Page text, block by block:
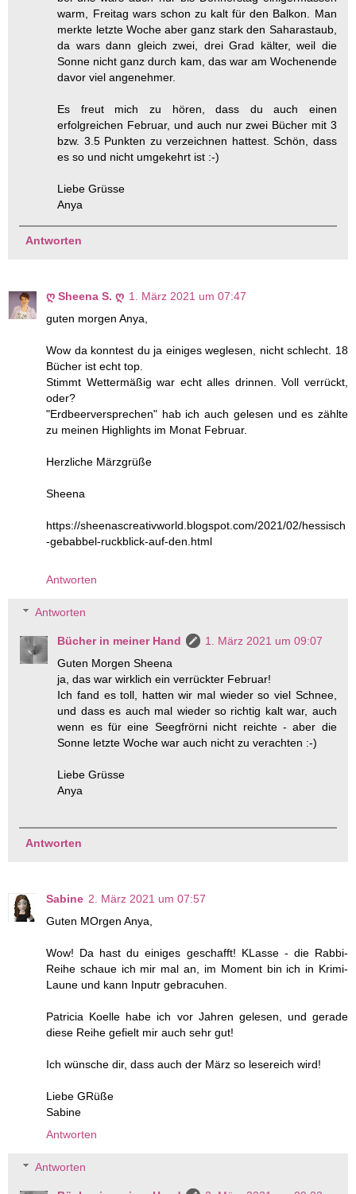
warm, Freitag wars schon zu kalt für den Balkon. Man
merkte letzte Woche aber ganz stark den Saharastaub,
da wars dann gleich zwei, drei Grad kälter, weil die
Sonne nicht ganz durch kam, das war am Wochenende
davor viel angenehmer.
Es freut mich zu hören, dass du auch einen
erfolgreichen Februar, und auch nur zwei Bücher mit 3
bzw. 3.5 Punkten zu verzeichnen hattest. Schön, dass
es so und nicht umgekehrt ist :-)
Liebe Grüsse
Anya
Antworten
ღ Sheena S. ღ 1. März 2021 um 07:47
guten morgen Anya,
Wow da konntest du ja einiges weglesen, nicht schlecht. 18
Bücher ist echt top.
Stimmt Wettermäßig war echt alles drinnen. Voll verrückt,
oder?
"Erdbeerversprechen" hab ich auch gelesen und es zählte
zu meinen Highlights im Monat Februar.
Herzliche Märzgrüße
Sheena
https://sheenascreativworld.blogspot.com/2021/02/hessisch
-gebabbel-ruckblick-auf-den.html
Antworten
Antworten
Bücher in meiner Hand
1. März 2021 um 09:07
Guten Morgen Sheena
ja, das war wirklich ein verrückter Februar!
Ich fand es toll, hatten wir mal wieder so viel Schnee,
und dass es auch mal wieder so richtig kalt war, auch
wenn es für eine Seegfrörni nicht reichte - aber die
Sonne letzte Woche war auch nicht zu verachten :-)
Liebe Grüsse
Anya
Antworten
Sabine 2. März 2021 um 07:57
Guten MOrgen Anya,
Wow! Da hast du einiges geschafft! KLasse - die Rabbi-
Reihe schaue ich mir mal an, im Moment bin ich in Krimi-
Laune und kann Inputr gebracuhen.
Patricia Koelle habe ich vor Jahren gelesen, und gerade
diese Reihe gefielt mir auch sehr gut!
Ich wünsche dir, dass auch der März so lesereich wird!
Liebe GRüße
Sabine
Antworten
Antworten